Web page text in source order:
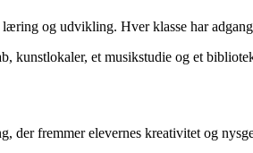
og udvikling. Hver klasse har
kunstlokaler, et musikstudie og et
fremmer elevernes kreativitet og